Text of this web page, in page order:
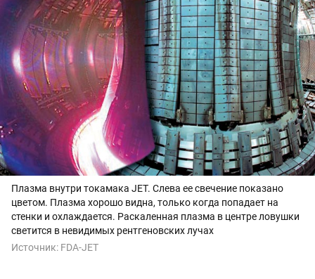
Плазма внутри токамака JET. Слева ее свечение показано
цветом. Плазма хорошо видна, только когда попадает на
стенки и охлаждается. Раскаленная плазма в центре ловушки
светится в невидимых рентгеновских лучах
Источник: FDA-JET